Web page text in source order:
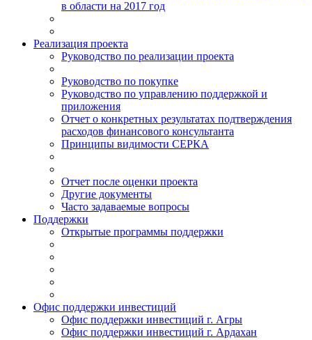
в области на 2017 год
Реализация проекта
Руководство по реализации проекта
Руководство по покупке
Руководство по управлению поддержкой и
приложения
Отчет о конкретных результатах подтверждения
расходов финансового консультанта
Принципы видимости СЕРКА
Отчет после оценки проекта
Другие документы
Часто задаваемые вопросы
Поддержки
Открытые программы поддержки
Офис поддержки инвестиций
Офис поддержки инвестиций г. Агры
Офис поддержки инвестиций г. Ардахан